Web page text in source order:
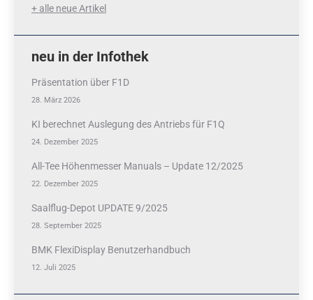
+ alle neue Artikel
neu in der Infothek
Präsentation über F1D
28. März 2026
KI berechnet Auslegung des Antriebs für F1Q
24. Dezember 2025
All-Tee Höhenmesser Manuals – Update 12/2025
22. Dezember 2025
Saalflug-Depot UPDATE 9/2025
28. September 2025
BMK FlexiDisplay Benutzerhandbuch
12. Juli 2025